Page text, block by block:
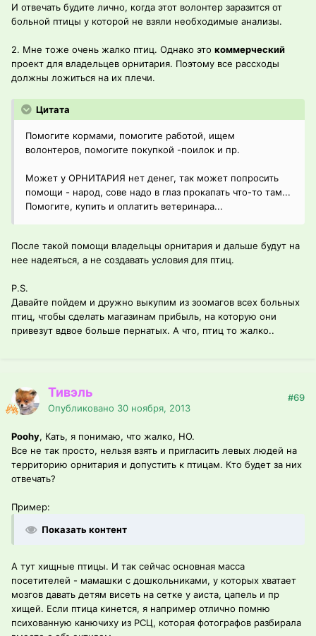
И отвечать будите лично, когда этот волонтер заразится от
больной птицы у которой не взяли необходимые анализы.
2. Мне тоже очень жалко птиц. Однако это коммерческий
проект для владельцев орнитария. Поэтому все рассходы
должны ложиться на их плечи.
Цитата
Помогите кормами, помогите работой, ищем
волонтеров, помогите покупкой -поилок и пр.
Может у ОРНИТАРИЯ нет денег, так может попросить
помощи - народ, сове надо в глаз прокапать что-то там...
Помогите, купить и оплатить ветеринара...
После такой помощи владельцы орнитария и дальше будут на
нее надеяться, а не создавать условия для птиц.
P.S.
Давайте пойдем и дружно выкупим из зоомагов всех больных
птиц, чтобы сделать магазинам прибыль, на которую они
привезут вдвое больше пернатых. А что, птиц то жалко..
Тивэль
Опубликовано 30 ноября, 2013
#69
Poohy, Кать, я понимаю, что жалко, НО.
Все не так просто, нельзя взять и пригласить левых людей на
территорию орнитария и допустить к птицам. Кто будет за них
отвечать?
Пример:
Показать контент
А тут хищные птицы. И так сейчас основная масса
посетителей - мамашки с дошкольниками, у которых хватает
мозгов давать детям висеть на сетке у аиста, цапель и пр
хищей. Если птица кинется, я например отлично помню
психованную канючиху из РСЦ, которая фотографов разбирала